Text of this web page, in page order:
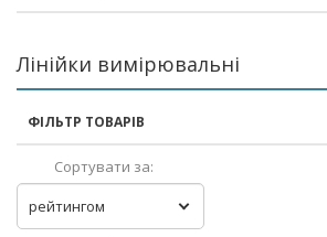
ФІЛЬТР ТОВАРІВ
Лінійки вимірювальні
Сортувати за:
рейтингом